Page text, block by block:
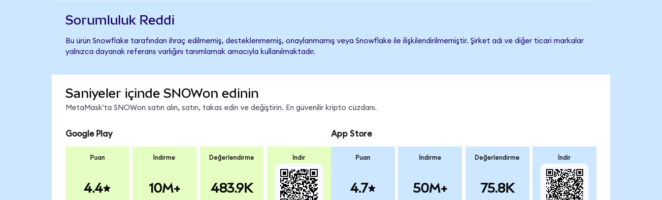
Sorumluluk Reddi
Bu ürün Snowflake tarafından ihraç edilmemiş, desteklenmemiş, onaylanmamış veya Snowflake ile ilişkilendirilmemiştir. Şirket adı ve diğer ticari markalar
yalnızca dayanak referans varlığını tanımlamak amacıyla kullanılmaktadır.
Saniyeler içinde SNOWon edinin
MetaMask'ta SNOWon satın alın, satın, takas edin ve değiştirin. En güvenilir kripto cüzdanı.
Google Play
Puan
4.4
İndirme
10M+
Değerlendirme
483.9K
İndir
App Store
Puan
4.7
İndirme
50M+
Değerlendirme
75.8K
İndir